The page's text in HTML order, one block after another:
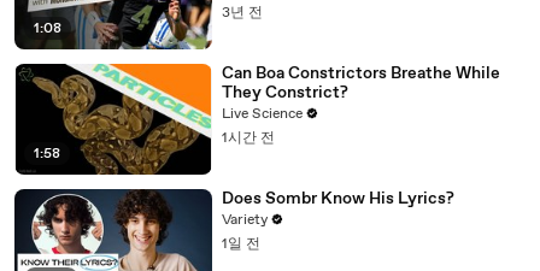
1:08
3년 전
1:58
Can Boa Constrictors Breathe While
They Constrict?
Live Science
1시간 전
Does Sombr Know His Lyrics?
Variety
1일 전